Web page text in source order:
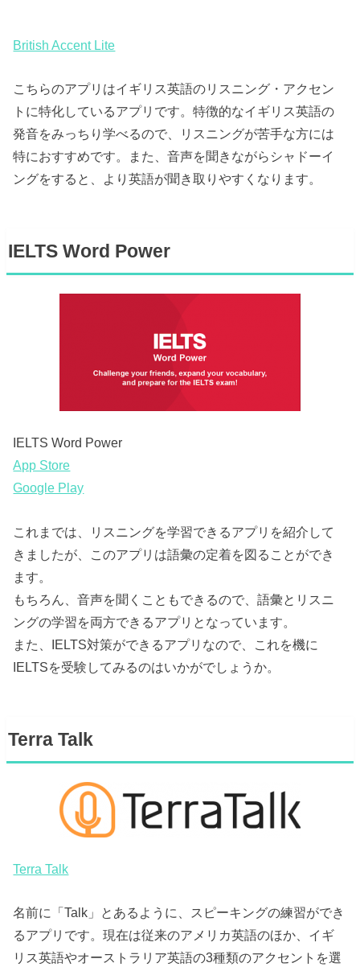
British Accent Lite
こちらのアプリはイギリス英語のリスニング・アクセン
トに特化しているアプリです。特徴的なイギリス英語の
発音をみっちり学べるので、リスニングが苦手な方には
特におすすめです。また、音声を聞きながらシャドーイ
ングをすると、より英語が聞き取りやすくなります。
IELTS Word Power
IELTS Word Power
App Store
Google Play
これまでは、リスニングを学習できるアプリを紹介して
きましたが、このアプリは語彙の定着を図ることができ
ます。
もちろん、音声を聞くこともできるので、語彙とリスニ
ングの学習を両方できるアプリとなっています。
また、IELTS対策ができるアプリなので、これを機に
IELTSを受験してみるのはいかがでしょうか。
Terra Talk
Terra Talk
名前に「Talk」とあるように、スピーキングの練習ができ
るアプリです。現在は従来のアメリカ英語のほか、イギ
リス英語やオーストラリア英語の3種類のアクセントを選